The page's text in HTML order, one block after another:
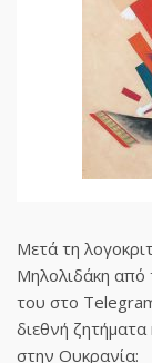
Μετά τη
Μηλολιδάκη από
του στο
διεθνή
στην Ουκρανία: